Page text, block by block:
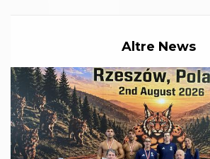
News
Difesa Personale
La disciplina
News
Merchandising
Mappa del sito
Cerca
Altre News